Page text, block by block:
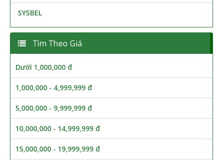
SYSBEL
Tìm Theo Giá
Dưới 1,000,000 đ
1,000,000 - 4,999,999 đ
5,000,000 - 9,999,999 đ
10,000,000 - 14,999,999 đ
15,000,000 - 19,999,999 đ